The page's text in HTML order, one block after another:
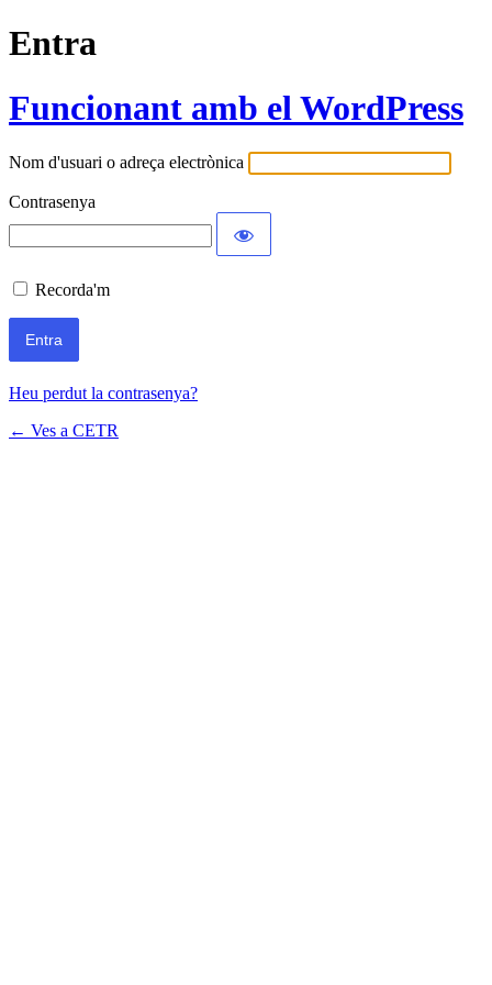
Entra
Funcionant amb el WordPress
Nom d'usuari o adreça electrònica
Contrasenya
Recorda'm
Heu perdut la contrasenya?
← Ves a CETR